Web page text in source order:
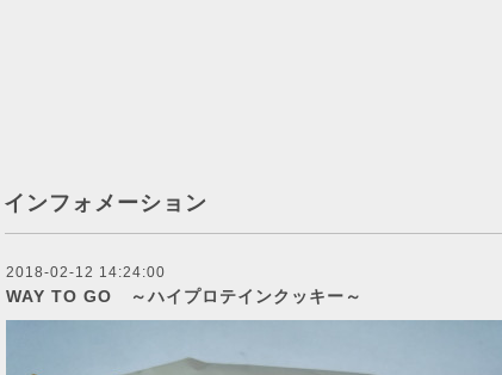
インフォメーション
2018-02-12 14:24:00
WAY TO GO ～ハイプロテインクッキー～